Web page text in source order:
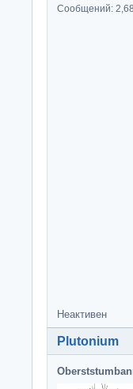
Сообщений:
Неактивен
Plutonium